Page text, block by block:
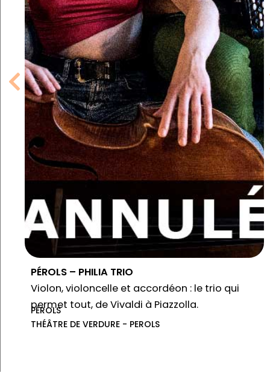
PÉROLS – PHILIA TRIO
Violon, violoncelle et accordéon : le trio qui
permet tout, de Vivaldi à Piazzolla.
PÉROLS
THÉÂTRE DE VERDURE - PEROLS